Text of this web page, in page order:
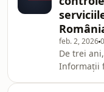
liderului
Trump, i-
europeni
feb. 2, 2026
De trei
Informații